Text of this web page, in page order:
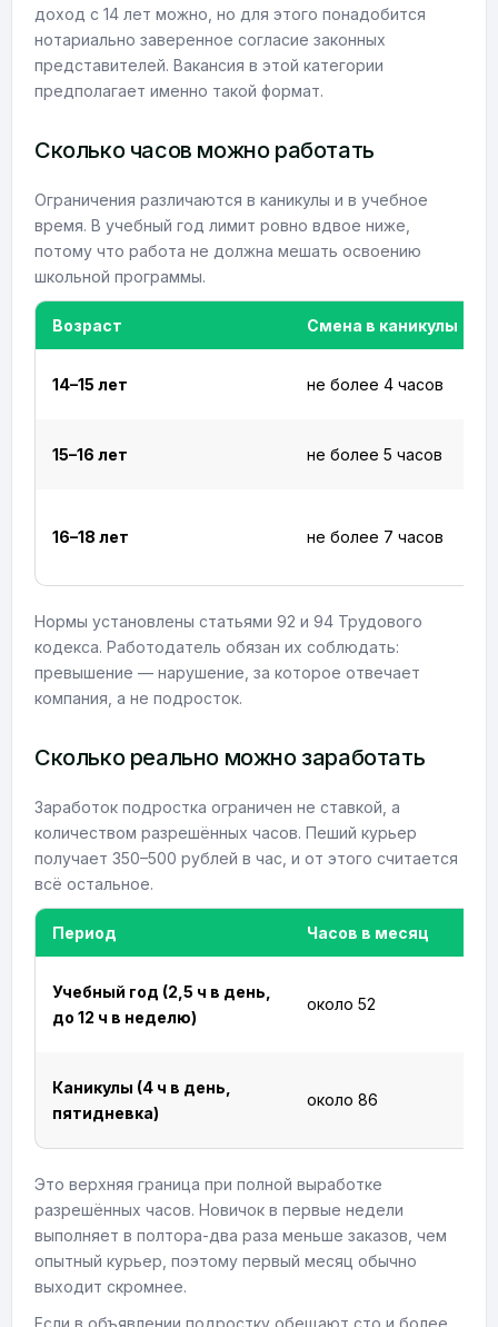
доход с 14 лет можно, но для этого понадобится
нотариально заверенное согласие законных
представителей. Вакансия в этой категории
предполагает именно такой формат.
Сколько часов можно работать
Ограничения различаются в каникулы и в учебное
время. В учебный год лимит ровно вдвое ниже,
потому что работа не должна мешать освоению
школьной программы.
Возраст Смена в каникулы
14–15 лет не более 4 часов
15–16 лет не более 5 часов
16–18 лет не более 7 часов
Нормы установлены статьями 92 и 94 Трудового
кодекса. Работодатель обязан их соблюдать:
превышение — нарушение, за которое отвечает
компания, а не подросток.
Сколько реально можно заработать
Заработок подростка ограничен не ставкой, а
количеством разрешённых часов. Пеший курьер
получает 350–500 рублей в час, и от этого считается
всё остальное.
Период Часов в месяц
Учебный год (2,5 ч в день,
до 12 ч в неделю)
около 52
Каникулы (4 ч в день,
пятидневка)
около 86
Это верхняя граница при полной выработке
разрешённых часов. Новичок в первые недели
выполняет в полтора-два раза меньше заказов, чем
опытный курьер, поэтому первый месяц обычно
выходит скромнее.
Если в объявлении подростку обещают сто и более